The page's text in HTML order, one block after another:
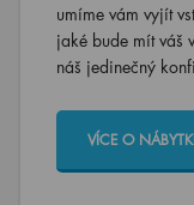
umíme vám vyjít
jaké bude mít váš
náš jedinečný
VÍCE O